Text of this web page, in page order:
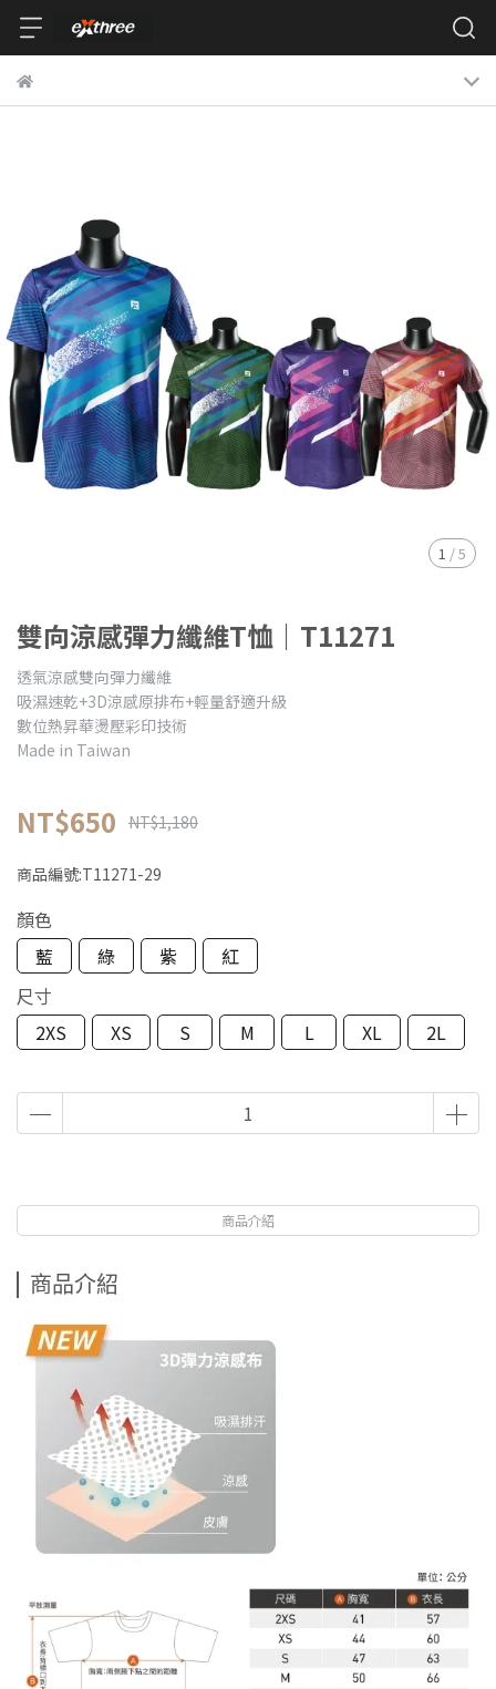
1 /5
雙向涼感彈力纖維T恤｜​T11271
透氣涼感雙向彈力纖維
吸濕速乾+3D涼感原排布+輕量舒適升級
數位熱昇華燙壓彩印技術
Made in Taiwan
NT$650 NT$1,180
商品編號:​T11271-29
顏色
藍
綠 紫
紅
尺寸
2XS
XS S M L XL 2L
商品介紹
商品介紹